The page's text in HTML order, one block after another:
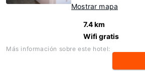
Mostrar mapa
7.4 km
Wifi gratis
Más información sobre este hotel: